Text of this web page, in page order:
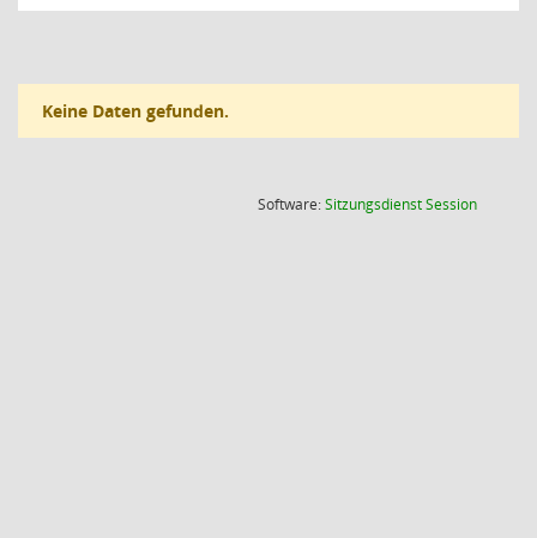
Keine Daten gefunden.
Software:SitzungsdienstSession(Wird in